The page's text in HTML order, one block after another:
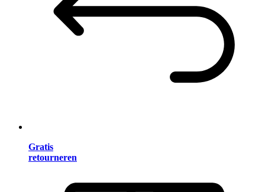
Gratis
retourneren